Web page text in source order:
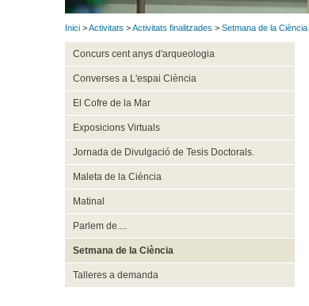
Inici >Activitats >Activitats finalitzades > Setmana de la Ciència
Concurs cent anys d'arqueologia
Converses a L'espai Ciència
El Cofre de la Mar
Exposicions Virtuals
Jornada de Divulgació de Tesis Doctorals.
Maleta de la Ciència
Matinal
Parlem de....
Setmana de la Ciència
Talleres a demanda